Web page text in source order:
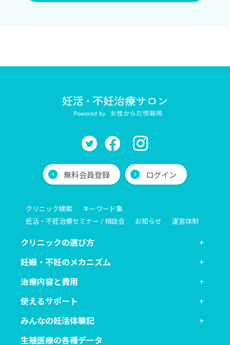
無料会員登録 ログイン
クリニック検索
キーワード集
妊活・不妊治療セミナー / 相談会
お知らせ 運営体制
クリニックの選び方
妊娠・不妊のメカニズム
治療内容と費用
使えるサポート
みんなの妊活体験記
生殖医療の各種データ